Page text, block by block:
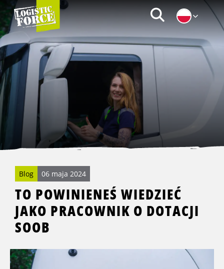
Logistic
Force
|
PL
Zoeken
Blog 06 maja 2024
TO POWINIENEŚ WIEDZIEĆ
JAKO PRACOWNIK O DOTACJI
SOOB